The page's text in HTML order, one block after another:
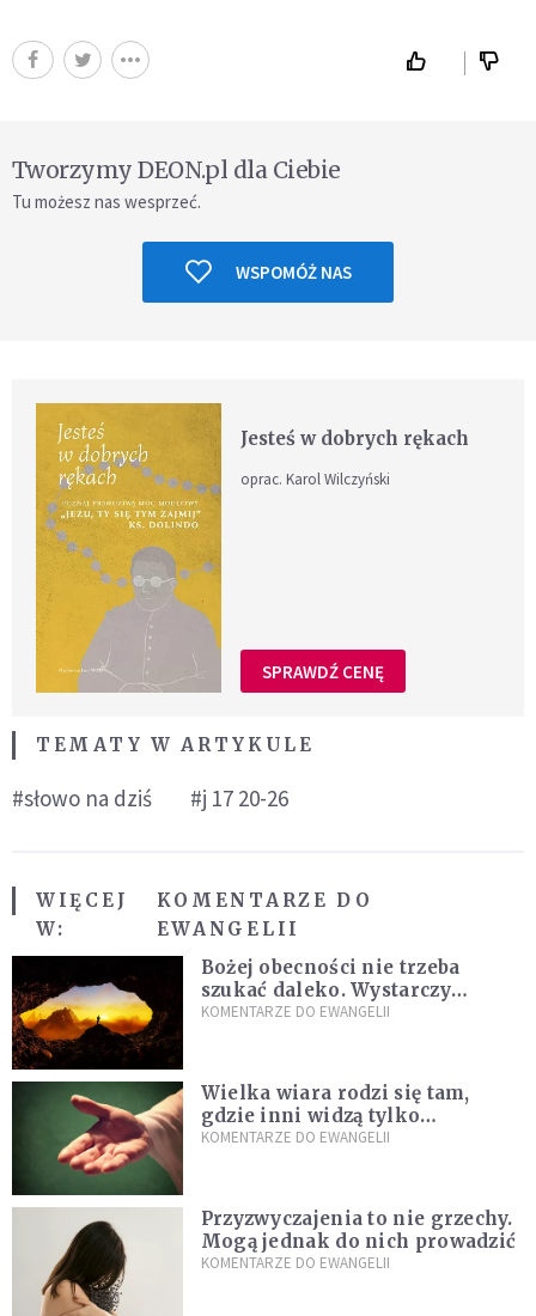
Tworzymy DEON.pl dla Ciebie
Tu możesz nas wesprzeć.
WSPOMÓŻ NAS
Jesteś w dobrych rękach
oprac. Karol Wilczyński
SPRAWDŹ CENĘ
TEMATY W ARTYKULE
#słowo na dziś #j 17 20-26
WIĘCEJ
W:
KOMENTARZE DO
EWANGELII
Bożej obecności nie trzeba
szukać daleko. Wystarczy
nauczyć się słuchać
KOMENTARZE DO EWANGELII
Wielka wiara rodzi się tam,
gdzie inni widzą tylko
przeszkody
KOMENTARZE DO EWANGELII
Przyzwyczajenia to nie grzechy.
Mogą jednak do nich prowadzić
KOMENTARZE DO EWANGELII